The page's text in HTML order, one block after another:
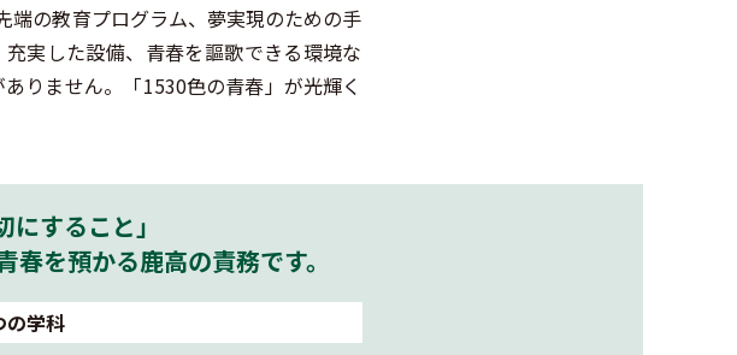
端の教育プログラム、夢実現のための手
実した設備、青春を謳歌できる環境な
りません。「1530色の青春」が光輝く
にすること」
を預かる鹿高の責務です。
の学科